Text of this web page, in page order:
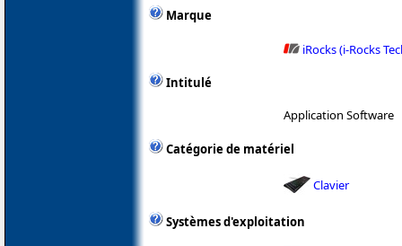
Marque
iRocks (i-Rocks
Intitulé
Application Software
Catégorie de matériel
Clavier
Systèmes d'exploitation